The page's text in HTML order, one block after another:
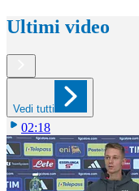
Ultimi video
Vedi tutti
02:18